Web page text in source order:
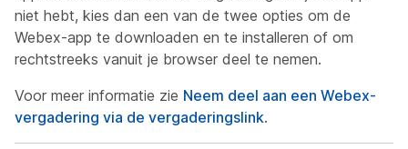
niet hebt, kies dan een van de twee opties om de
Webex-app te downloaden en te installeren of om
rechtstreeks vanuit je browser deel te nemen.
Voor meer informatie zie Neem deel aan een Webex-
vergadering via de vergaderingslink.